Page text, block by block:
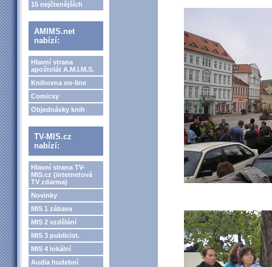
15 nejčtenějších
AMIMS.net
nabízí:
Hlavní strana
apoštolát A.M.I.M.S.
Knihovna on-line
Comicsy
Objednávky knih
TV-MIS.cz
nabízí:
Hlavní strana TV-
MIS.cz (internetová
TV zdarma)
Novinky
MIS 1 zábava
MIS 2 vzdělání
MIS 3 publicist.
MIS 4 lokální
Audia hudební